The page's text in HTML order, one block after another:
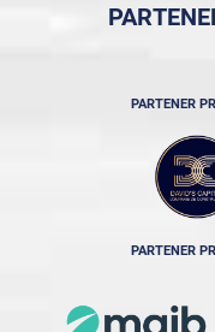
PARTENER
PARTENER